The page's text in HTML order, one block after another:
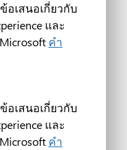
เสนอเกี่ยวกับ
และ
คำ
เสนอเกี่ยวกับ
และ
คำ